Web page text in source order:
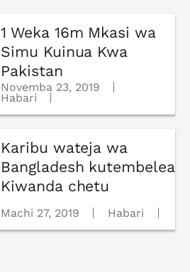
1 Weka 16m Mkasi wa
Simu Kuinua Kwa
Pakistan
Novemba 23, 2019
Habari
Karibu wateja wa
Bangladesh kutembelea
Kiwanda chetu
Machi 27, 2019 Habari